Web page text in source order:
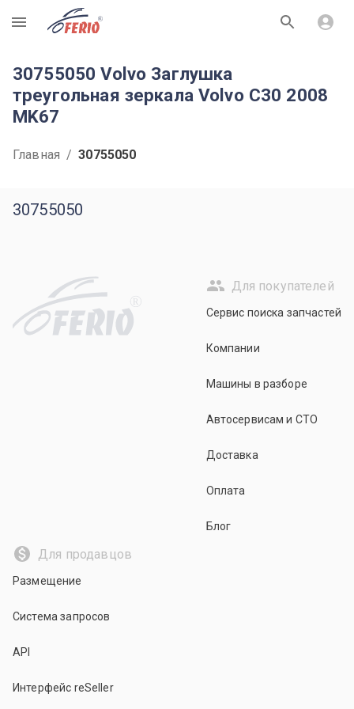
R
30755050 Volvo Заглушка
треугольная зеркала Volvo C30 2008
MK67
Главная / 30755050
30755050
R
Для покупателей
Сервис поиска запчастей
Компании
Машины в разборе
Автосервисам и СТО
Доставка
Оплата
Блог
Для продавцов
Размещение
Система запросов
API
Интерфейс reSeller